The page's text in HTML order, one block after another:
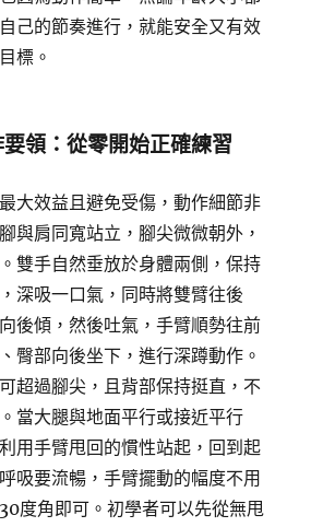
己的節奏進行，就能安全又有效
標。
領：從零開始正確練習
大效益且避免受傷，動作細節非
與肩同寬站立，腳尖微微朝外，
雙手自然垂放於身體兩側，保持
深吸一口氣，同時將雙臂往後
後傾，然後吐氣，手臂順勢往前
臀部向後坐下，進行深蹲動作。
超過腳尖，且背部保持挺直，不
當大腿與地面平行或接近平行
用手臂甩回的慣性站起，回到起
吸要流暢，手臂擺動的幅度不用
度角即可。初學者可以先從無甩